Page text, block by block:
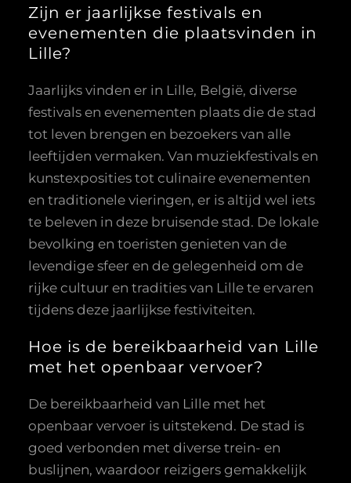
Zijn er jaarlijkse festivals en
evenementen die plaatsvinden in
Lille?
Jaarlijks vinden er in Lille, België, diverse
festivals en evenementen plaats die de stad
tot leven brengen en bezoekers van alle
leeftijden vermaken. Van muziekfestivals en
kunstexposities tot culinaire evenementen
en traditionele vieringen, er is altijd wel iets
te beleven in deze bruisende stad. De lokale
bevolking en toeristen genieten van de
levendige sfeer en de gelegenheid om de
rijke cultuur en tradities van Lille te ervaren
tijdens deze jaarlijkse festiviteiten.
Hoe is de bereikbaarheid van Lille
met het openbaar vervoer?
De bereikbaarheid van Lille met het
openbaar vervoer is uitstekend. De stad is
goed verbonden met diverse trein- en
buslijnen, waardoor reizigers gemakkelijk